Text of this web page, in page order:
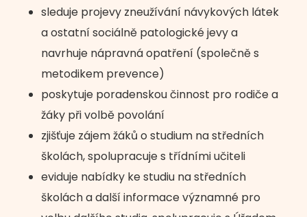
sleduje projevy zneužívání návykových látek
a ostatní sociálně patologické jevy a
navrhuje nápravná opatření (společně s
metodikem prevence)
poskytuje poradenskou činnost pro rodiče a
žáky při volbě povolání
zjišťuje zájem žáků o studium na středních
školách, spolupracuje s třídními učiteli
eviduje nabídky ke studiu na středních
školách a další informace významné pro